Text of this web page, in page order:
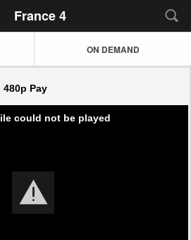
France 4
ON DEMAND
480p Pay
could not be played